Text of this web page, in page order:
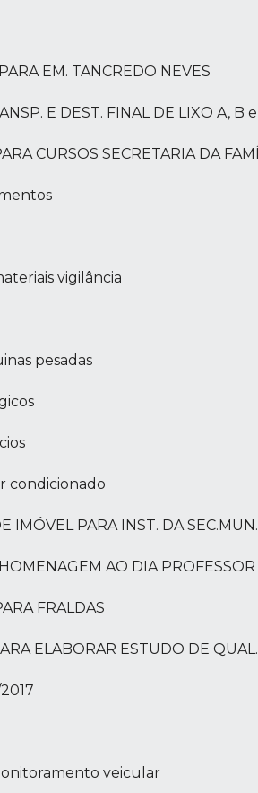
EM. TANCREDO NEVES
E DEST. FINAL DE LIXO A, B
CURSOS SECRETARIA DA
vigilância
pesadas
condicionado
IMÓVEL PARA INST. DA
AO DIA PROFESSOR
FRALDAS
ELABORAR ESTUDO DE
veicular